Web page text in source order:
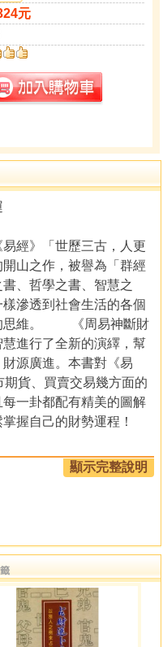
元
經》「世歷三古，人更
山之作，被譽為「群經
、哲學之書、智慧之
滲透到社會生活的各個
思維。 《周易神斷財
進行了全新的演繹，幫
源廣進。本書對《易
貨、買賣交易幾方面的
一卦都配有精美的圖解
握自己的財勢運程！
吉與凶
顯示完整說明